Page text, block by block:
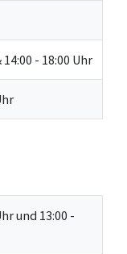
14:00 - 18:00 Uhr
und 13:00 -